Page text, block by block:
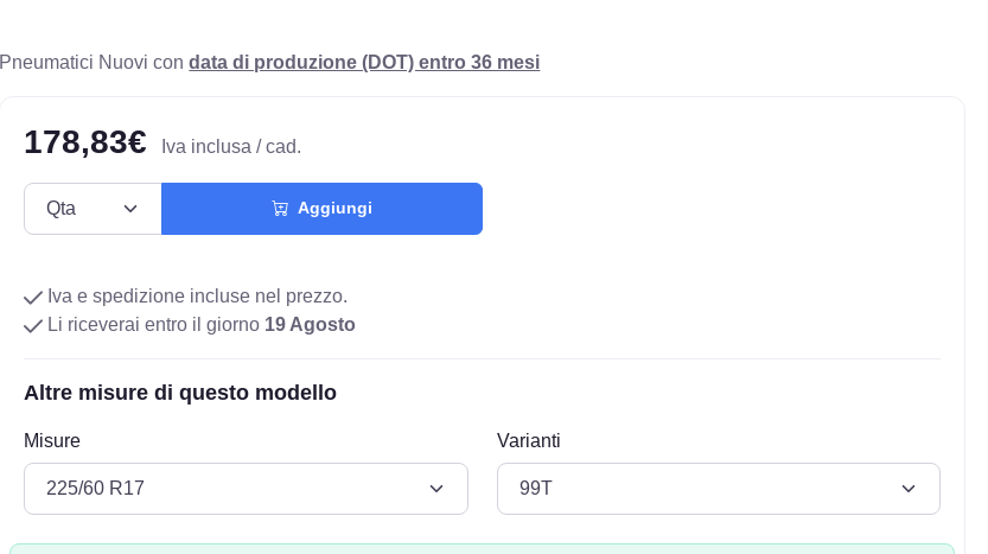
Pneumatici Nuovi condata di produzione (DOT) entro 36 mesi
178,83€ Iva inclusa / cad.
Aggiungi
Iva e spedizione incluse nel prezzo.
Li riceverai entro il giorno 19 Agosto
Altre misure di questo modello
Misure Varianti